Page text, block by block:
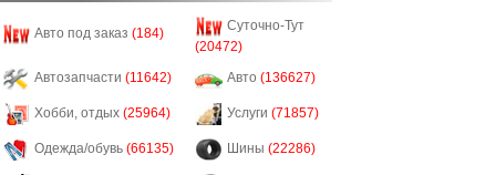
Авто под заказ (184)
Суточно-Тут
(20472)
Автозапчасти (11642) Авто (136627)
Хобби, отдых (25964) Услуги (71857)
Одежда/обувь (66135) Шины (22286)